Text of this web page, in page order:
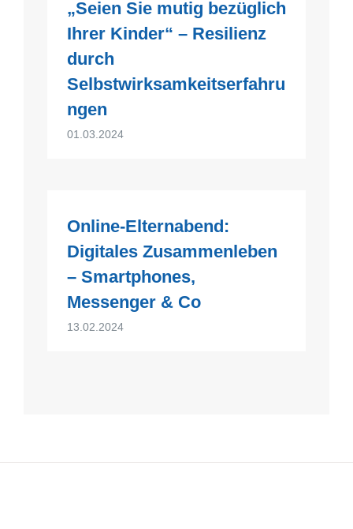
„Seien Sie mutig bezüglich
Ihrer Kinder“ – Resilienz
durch
Selbstwirksamkeitserfahru
ngen
01.03.2024
Online-Elternabend:
Digitales Zusammenleben
– Smartphones,
Messenger & Co
13.02.2024